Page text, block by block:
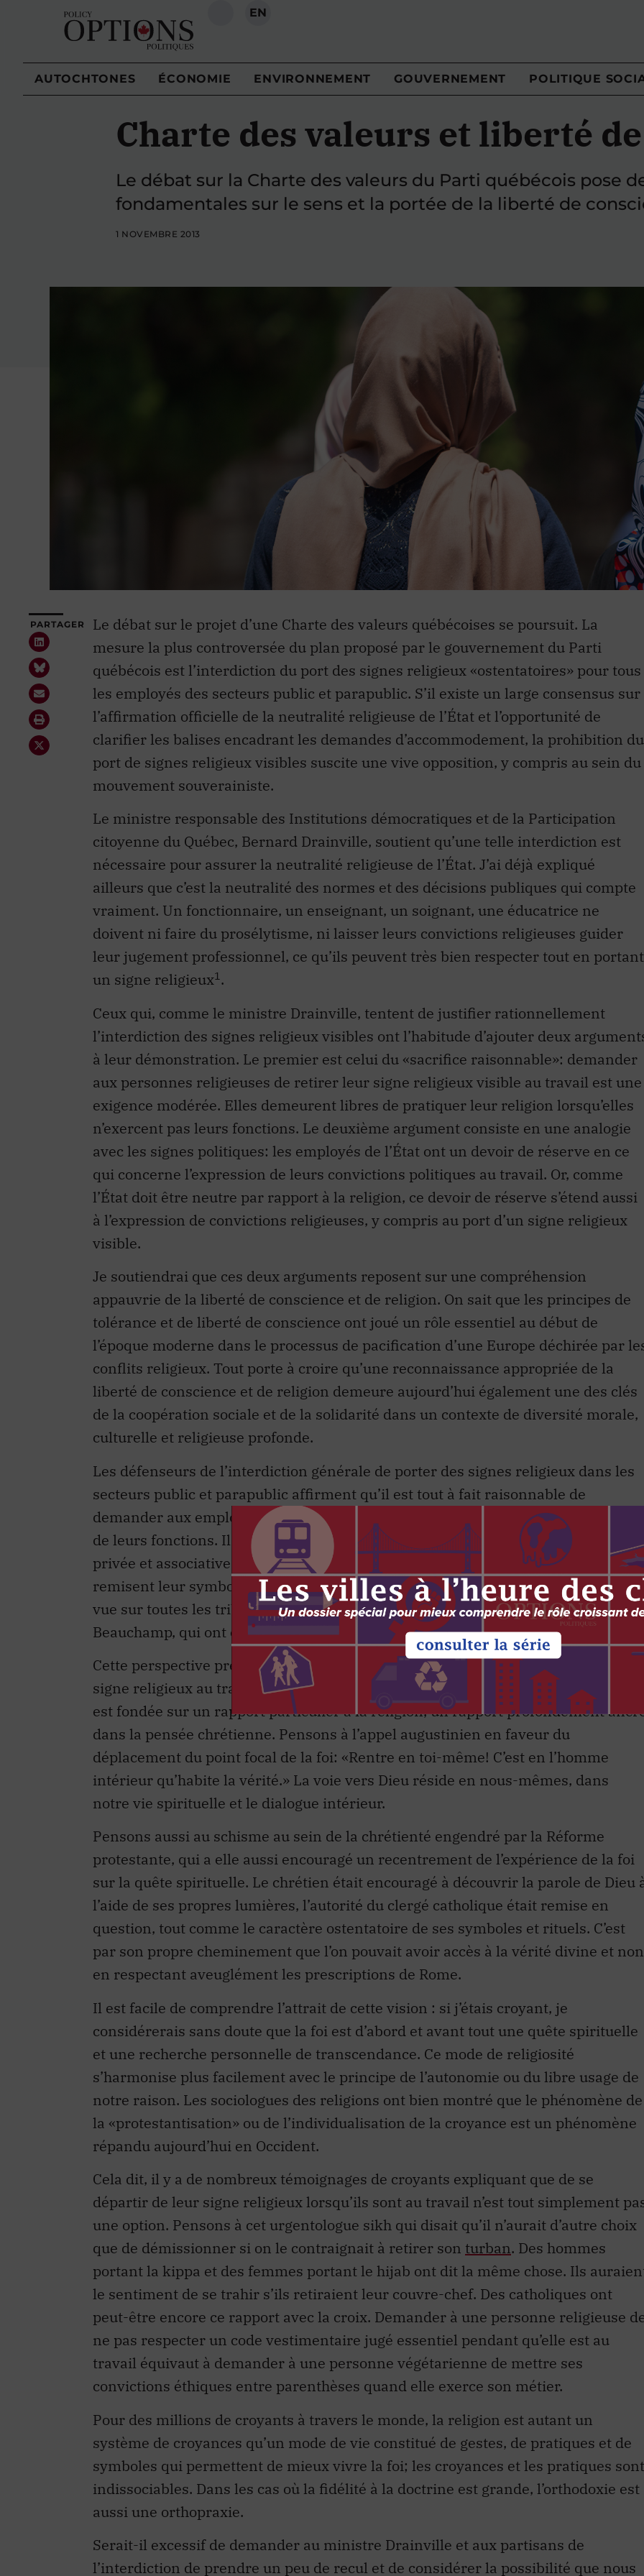
RECHERCHE
EN
AUTOCHTONES ÉCONOMIE ENVIRONNEMENT GOUVERNEMENT POLITIQUE
Charte des valeurs et liberté
Le débat sur la Charte des valeurs du Parti québécois pose
fondamentales sur le sens et la portée de la liberté de
1 NOVEMBRE 2013
PARTAGER
Le débat sur le projet d’une Charte des valeurs québécoises se poursuit. La
mesure la plus controversée du plan proposé par le gouvernement du Parti
québécois est l’interdiction du port des signes religieux «ostentatoires» pour tous
les employés des secteurs public et parapublic. S’il existe un large consensus sur
l’affirmation officielle de la neutralité religieuse de l’État et l’opportunité de
clarifier les balises encadrant les demandes d’accommodement, la prohibition du
port de signes religieux visibles suscite une vive opposition, y compris au sein du
mouvement souverainiste.
Le ministre responsable des Institutions démocratiques et de la Participation
citoyenne du Québec, Bernard Drainville, soutient qu’une telle interdiction est
nécessaire pour assurer la neutralité religieuse de l’État. J’ai déjà expliqué
ailleurs que c’est la neutralité des normes et des décisions publiques qui compte
vraiment. Un fonctionnaire, un enseignant, un soignant, une éducatrice ne
doivent ni faire du prosélytisme, ni laisser leurs convictions religieuses guider
leur jugement professionnel, ce qu’ils peuvent très bien respecter tout en portant
un signe religieux1.
Ceux qui, comme le ministre Drainville, tentent de justifier rationnellement
l’interdiction des signes religieux visibles ont l’habitude d’ajouter deux
à leur démonstration. Le premier est celui du «sacrifice raisonnable»: demander
aux personnes religieuses de retirer leur signe religieux visible au travail est une
exigence modérée. Elles demeurent libres de pratiquer leur religion lorsqu’elles
n’exercent pas leurs fonctions. Le deuxième argument consiste en une analogie
avec les signes politiques: les employés de l’État ont un devoir de réserve en ce
qui concerne l’expression de leurs convictions politiques au travail. Or, comme
l’État doit être neutre par rapport à la religion, ce devoir de réserve s’étend aussi
à l’expression de convictions religieuses, y compris au port d’un signe religieux
visible.
Je soutiendrai que ces deux arguments reposent sur une compréhension
appauvrie de la liberté de conscience et de religion. On sait que les principes de
tolérance et de liberté de conscience ont joué un rôle essentiel au début de
l’époque moderne dans le processus de pacification d’une Europe déchirée par
conflits religieux. Tout porte à croire qu’une reconnaissance appropriée de la
liberté de conscience et de religion demeure aujourd’hui également une des clés
de la coopération sociale et de la solidarité dans un contexte de diversité morale,
culturelle et religieuse profonde.
Les défenseurs de l’interdiction générale de porter des signes religieux dans les
secteurs public et parapublic affirment qu’il est tout à fait raisonnable de
demander aux employés de se départir de leur signe religieux durant l’exercice
de leurs fonctions. Ils demeurent libres de pratiquer leur religion dans leur vie
privée et associative, mais leur devoir de réserve au travail exigerait qu’ils
remisent leur symbole de prédilection. Le ministre Drainville répète ce point de
vue sur toutes les tribunes. Des constitutionalistes comme Henri Brun et
Beauchamp, qui ont conseillé le gouvernement, partagent cet avis.
Cette perspective présuppose que d’exiger qu’un croyant se départisse de son
signe religieux au travail est lui demander un sacrifice raisonnable. Cette vision
est fondée sur un rapport particulier à la religion, un rapport profondément
dans la pensée chrétienne. Pensons à l’appel augustinien en faveur du
déplacement du point focal de la foi: «Rentre en toi-même! C’est en l’homme
intérieur qu’habite la vérité.» La voie vers Dieu réside en nous-mêmes, dans
notre vie spirituelle et le dialogue intérieur.
Pensons aussi au schisme au sein de la chrétienté engendré par la Réforme
protestante, qui a elle aussi encouragé un recentrement de l’expérience de la foi
sur la quête spirituelle. Le chrétien était encouragé à découvrir la parole de Dieu
l’aide de ses propres lumières, l’autorité du clergé catholique était remise en
question, tout comme le caractère ostentatoire de ses symboles et rituels. C’est
par son propre cheminement que l’on pouvait avoir accès à la vérité divine et non
en respectant aveuglément les prescriptions de Rome.
Il est facile de comprendre l’attrait de cette vision : si j’étais croyant, je
considérerais sans doute que la foi est d’abord et avant tout une quête spirituelle
et une recherche personnelle de transcendance. Ce mode de religiosité
s’harmonise plus facilement avec le principe de l’autonomie ou du libre usage de
notre raison. Les sociologues des religions ont bien montré que le phénomène de
la «protestantisation» ou de l’individualisation de la croyance est un phénomène
répandu aujourd’hui en Occident.
Cela dit, il y a de nombreux témoignages de croyants expliquant que de se
départir de leur signe religieux lorsqu’ils sont au travail n’est tout simplement
une option. Pensons à cet urgentologue sikh qui disait qu’il n’aurait d’autre choix
que de démissionner si on le contraignait à retirer son turban. Des hommes
portant la kippa et des femmes portant le hijab ont dit la même chose. Ils
le sentiment de se trahir s’ils retiraient leur couvre-chef. Des catholiques ont
peut-être encore ce rapport avec la croix. Demander à une personne religieuse
ne pas respecter un code vestimentaire jugé essentiel pendant qu’elle est au
travail équivaut à demander à une personne végétarienne de mettre ses
convictions éthiques entre parenthèses quand elle exerce son métier.
Pour des millions de croyants à travers le monde, la religion est autant un
système de croyances qu’un mode de vie constitué de gestes, de pratiques et de
symboles qui permettent de mieux vivre la foi; les croyances et les pratiques sont
indissociables. Dans les cas où la fidélité à la doctrine est grande, l’orthodoxie est
aussi une orthopraxie.
Serait-il excessif de demander au ministre Drainville et aux partisans de
l’interdiction de prendre un peu de recul et de considérer la possibilité que nous